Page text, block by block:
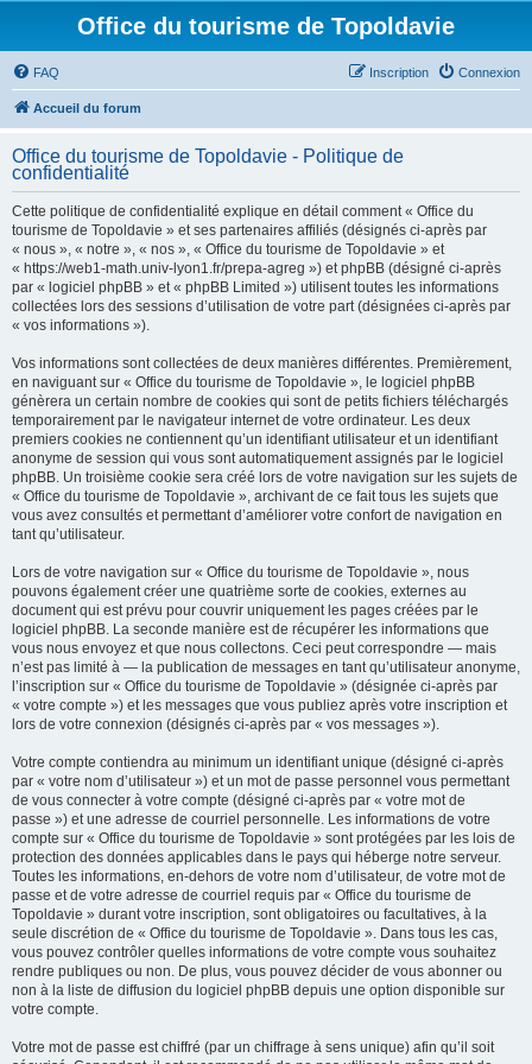
Office du tourisme de Topoldavie
FAQ Connexion
Inscription
Accueil du forum
Office du tourisme de Topoldavie - Politique de
confidentialité
Cette politique de confidentialité explique en détail comment « Office du
tourisme de Topoldavie » et ses partenaires affiliés (désignés ci-après par
« nous », « notre », « nos », « Office du tourisme de Topoldavie » et
« https://web1-math.univ-lyon1.fr/prepa-agreg ») et phpBB (désigné ci-après
par « logiciel phpBB » et « phpBB Limited ») utilisent toutes les informations
collectées lors des sessions d’utilisation de votre part (désignées ci-après par
« vos informations »).
Vos informations sont collectées de deux manières différentes. Premièrement,
en naviguant sur « Office du tourisme de Topoldavie », le logiciel phpBB
génèrera un certain nombre de cookies qui sont de petits fichiers téléchargés
temporairement par le navigateur internet de votre ordinateur. Les deux
premiers cookies ne contiennent qu’un identifiant utilisateur et un identifiant
anonyme de session qui vous sont automatiquement assignés par le logiciel
phpBB. Un troisième cookie sera créé lors de votre navigation sur les sujets de
« Office du tourisme de Topoldavie », archivant de ce fait tous les sujets que
vous avez consultés et permettant d’améliorer votre confort de navigation en
tant qu’utilisateur.
Lors de votre navigation sur « Office du tourisme de Topoldavie », nous
pouvons également créer une quatrième sorte de cookies, externes au
document qui est prévu pour couvrir uniquement les pages créées par le
logiciel phpBB. La seconde manière est de récupérer les informations que
vous nous envoyez et que nous collectons. Ceci peut correspondre — mais
n’est pas limité à — la publication de messages en tant qu’utilisateur anonyme,
l’inscription sur « Office du tourisme de Topoldavie » (désignée ci-après par
« votre compte ») et les messages que vous publiez après votre inscription et
lors de votre connexion (désignés ci-après par « vos messages »).
Votre compte contiendra au minimum un identifiant unique (désigné ci-après
par « votre nom d’utilisateur ») et un mot de passe personnel vous permettant
de vous connecter à votre compte (désigné ci-après par « votre mot de
passe ») et une adresse de courriel personnelle. Les informations de votre
compte sur « Office du tourisme de Topoldavie » sont protégées par les lois de
protection des données applicables dans le pays qui héberge notre serveur.
Toutes les informations, en-dehors de votre nom d’utilisateur, de votre mot de
passe et de votre adresse de courriel requis par « Office du tourisme de
Topoldavie » durant votre inscription, sont obligatoires ou facultatives, à la
seule discrétion de « Office du tourisme de Topoldavie ». Dans tous les cas,
vous pouvez contrôler quelles informations de votre compte vous souhaitez
rendre publiques ou non. De plus, vous pouvez décider de vous abonner ou
non à la liste de diffusion du logiciel phpBB depuis une option disponible sur
votre compte.
Votre mot de passe est chiffré (par un chiffrage à sens unique) afin qu’il soit